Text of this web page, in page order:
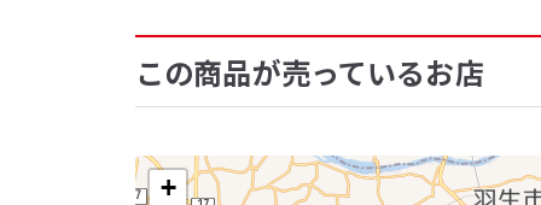
この商品が売っているお店
+